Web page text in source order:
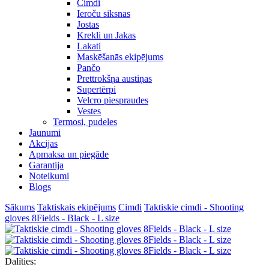
Cimdi
Ieroču siksnas
Jostas
Krekli un Jakas
Lakati
Maskēšanās ekipējums
Pančo
Prettrokšņa austiņas
Supertērpi
Velcro piespraudes
Vestes
Termosi, pudeles
Jaunumi
Akcijas
Apmaksa un piegāde
Garantija
Noteikumi
Blogs
Sākums Taktiskais ekipējums Cimdi Taktiskie cimdi - Shooting
gloves 8Fields - Black - L size
Dalīties: